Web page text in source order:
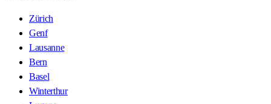
Zürich
Genf
Lausanne
Bern
Basel
Winterthur